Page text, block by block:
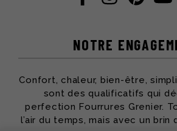
NOTRE
Confort, chaleur, bien-être,
sont des qualificatifs qui
perfection Fourrures Grenier.
l’air du temps, mais avec un